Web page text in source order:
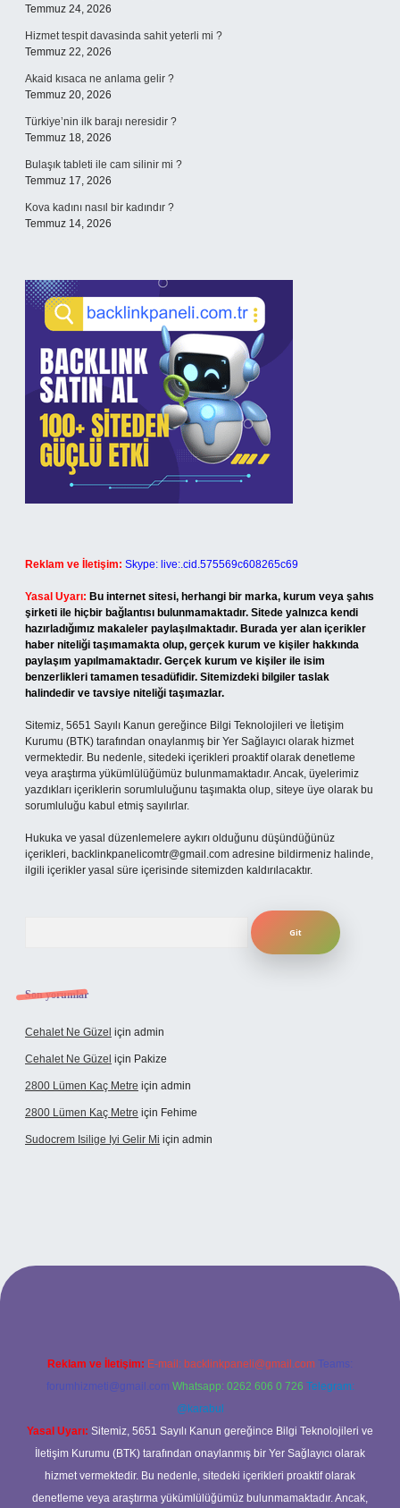
Temmuz 24, 2026
Hizmet tespit davasinda sahit yeterli mi ?
Temmuz 22, 2026
Akaid kısaca ne anlama gelir ?
Temmuz 20, 2026
Türkiye’nin ilk barajı neresidir ?
Temmuz 18, 2026
Bulaşık tableti ile cam silinir mi ?
Temmuz 17, 2026
Kova kadını nasıl bir kadındır ?
Temmuz 14, 2026
Reklam ve İletişim: Skype: live:.cid.575569c608265c69
Yasal Uyarı: Bu internet sitesi, herhangi bir marka, kurum veya şahıs
şirketi ile hiçbir bağlantısı bulunmamaktadır. Sitede yalnızca kendi
hazırladığımız makaleler paylaşılmaktadır. Burada yer alan içerikler
haber niteliği taşımamakta olup, gerçek kurum ve kişiler hakkında
paylaşım yapılmamaktadır. Gerçek kurum ve kişiler ile isim
benzerlikleri tamamen tesadüfidir. Sitemizdeki bilgiler taslak
halindedir ve tavsiye niteliği taşımazlar.
Sitemiz, 5651 Sayılı Kanun gereğince Bilgi Teknolojileri ve İletişim
Kurumu (BTK) tarafından onaylanmış bir Yer Sağlayıcı olarak hizmet
vermektedir. Bu nedenle, sitedeki içerikleri proaktif olarak denetleme
veya araştırma yükümlülüğümüz bulunmamaktadır. Ancak, üyelerimiz
yazdıkları içeriklerin sorumluluğunu taşımakta olup, siteye üye olarak bu
sorumluluğu kabul etmiş sayılırlar.
Hukuka ve yasal düzenlemelere aykırı olduğunu düşündüğünüz
içerikleri, backlinkpanelicomtr@gmail.com adresine bildirmeniz halinde,
ilgili içerikler yasal süre içerisinde sitemizden kaldırılacaktır.
Son yorumlar
Cehalet Ne Güzel için admin
Cehalet Ne Güzel için Pakize
2800 Lümen Kaç Metre için admin
2800 Lümen Kaç Metre için Fehime
Sudocrem Isilige Iyi Gelir Mi için admin
opera bet giriş
Reklam ve İletişim: E-mail: backlinkpaneli@gmail.com Teams:
forumhizmeti@gmail.com Whatsapp: 0262 606 0 726 Telegram:
@karabul
Yasal Uyarı: Sitemiz, 5651 Sayılı Kanun gereğince Bilgi Teknolojileri ve
İletişim Kurumu (BTK) tarafından onaylanmış bir Yer Sağlayıcı olarak
hizmet vermektedir. Bu nedenle, sitedeki içerikleri proaktif olarak
denetleme veya araştırma yükümlülüğümüz bulunmamaktadır. Ancak,